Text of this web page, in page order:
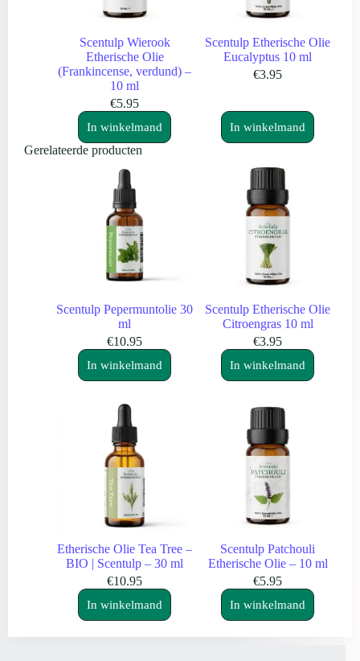
Scentulp Wierook
Etherische Olie
(Frankincense, verdund) –
10 ml
€5.95
In winkelmand
Scentulp Etherische Olie
Eucalyptus 10 ml
€3.95
In winkelmand
Gerelateerde producten
Scentulp Pepermuntolie 30
ml
€10.95
In winkelmand
Scentulp Etherische Olie
Citroengras 10 ml
€3.95
In winkelmand
Etherische Olie Tea Tree –
BIO | Scentulp – 30 ml
€10.95
In winkelmand
Scentulp Patchouli
Etherische Olie – 10 ml
€5.95
In winkelmand